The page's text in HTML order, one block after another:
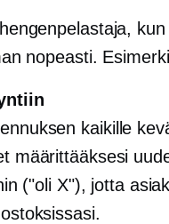
nopeasti.
kaikille
määrittääksesi
("oli X"), jotta